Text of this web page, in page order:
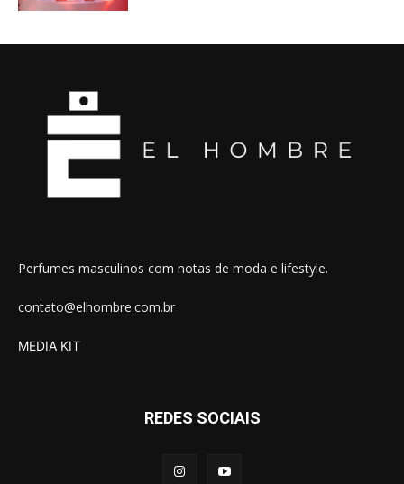
Perfumes masculinos com notas de moda e lifestyle.
contato@elhombre.com.br
MEDIA KIT
REDES SOCIAIS